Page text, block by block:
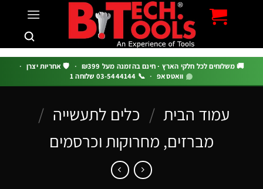
משלוחים לכל חלקי הארץ · חינם בהזמנה מעל ₪399 · 🛡️ אחריות יצרן ·
וואטסאפ · 📞 03-5444144 שלוחה 1
עמוד הבית / כלים לתעשייה /
מברזים, מחרוקות וכרסמים